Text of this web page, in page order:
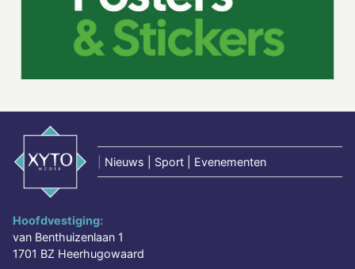
Nieuws | Sport | Evenementen
Hoofdvestiging:
van Benthuizenlaan 1
1701 BZ Heerhugowaard